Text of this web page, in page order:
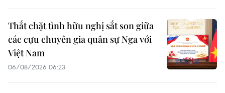
Thắt chặt tình hữu nghị sắt son giữa
các cựu chuyên gia quân sự Nga với
Việt Nam
06/08/2026 06:23